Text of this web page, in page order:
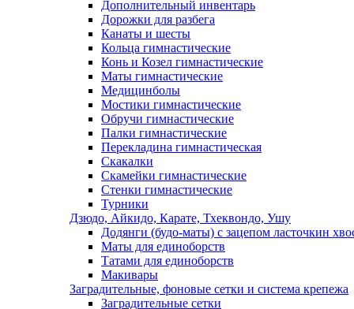
Дополнительный инвентарь
Дорожки для разбега
Канаты и шесты
Кольца гимнастические
Конь и Козел гимнастические
Маты гимнастические
Медицинболы
Мостики гимнастические
Обручи гимнастические
Палки гимнастические
Перекладина гимнастическая
Скакалки
Скамейки гимнастические
Стенки гимнастические
Турники
Дзюдо, Айкидо, Карате, Тхеквондо, Ушу
Додянги (будо-маты) с зацепом ласточкин
Маты для единоборств
Татами для единоборств
Макивары
Заградительные, фоновые сетки и система крепежа
Заградительные сетки